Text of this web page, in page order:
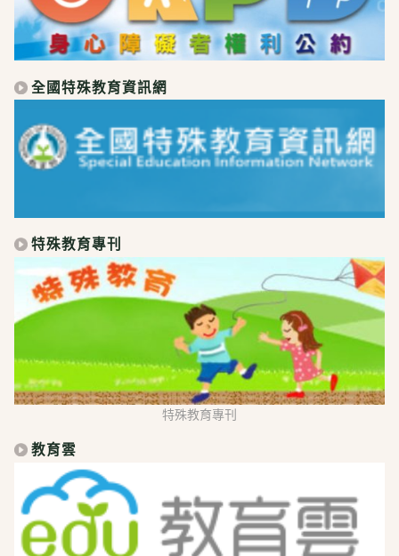
全國特殊教育資訊網
特殊教育專刊
特殊教育專刊
教育雲